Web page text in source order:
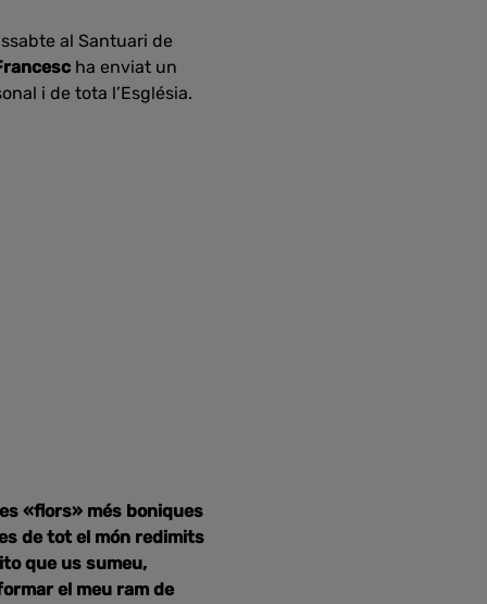
al Santuari de
ha enviat un
i de tota l’Església.
«flors» més boniques
de tot el món redimits
que us sumeu,
el meu ram de